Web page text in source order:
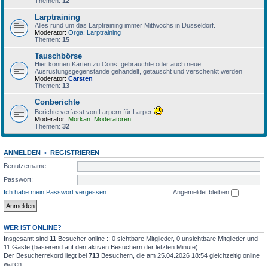
Larptraining
Alles rund um das Larptraining immer Mittwochs in Düsseldorf.
Moderator: Orga: Larptraining
Themen: 15
Tauschbörse
Hier können Karten zu Cons, gebrauchte oder auch neue
Ausrüstungsgegenstände gehandelt, getauscht und verschenkt werden
Moderator: Carsten
Themen: 13
Conberichte
Berichte verfasst von Larpern für Larper
Moderator: Morkan: Moderatoren
Themen: 32
ANMELDEN •
REGISTRIEREN
Benutzername:
Passwort:
Ich habe mein Passwort vergessen
Angemeldet bleiben
WER IST ONLINE?
Insgesamt sind 11 Besucher online :: 0 sichtbare Mitglieder, 0 unsichtbare Mitglieder und
11 Gäste (basierend auf den aktiven Besuchern der letzten Minute)
Der Besucherrekord liegt bei 713 Besuchern, die am 25.04.2026 18:54 gleichzeitig online
waren.